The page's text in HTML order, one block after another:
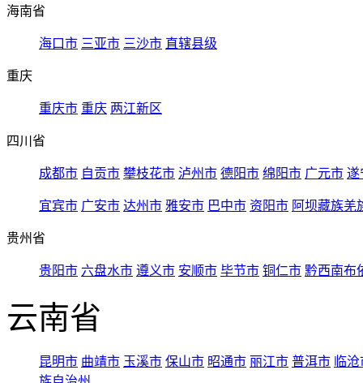
海南省
海口市 三亚市 三沙市 直辖县级
重庆
重庆市 重庆 两江新区
四川省
成都市 自贡市 攀枝花市 泸州市 德阳市 绵阳市 广元市 遂
宜宾市 广安市 达州市 雅安市 巴中市 资阳市 阿坝藏族羌
贵州省
贵阳市 六盘水市 遵义市 安顺市 毕节市 铜仁市 黔西南布
云南省
昆明市 曲靖市 玉溪市 保山市 昭通市 丽江市 普洱市 临